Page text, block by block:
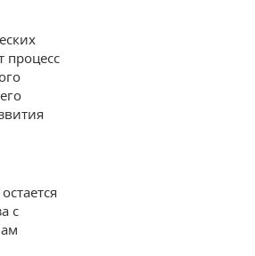
процесс
с